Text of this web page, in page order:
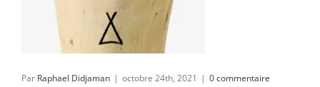
Par Raphael Didjaman | octobre 24th, 2021 | 0 commentaire